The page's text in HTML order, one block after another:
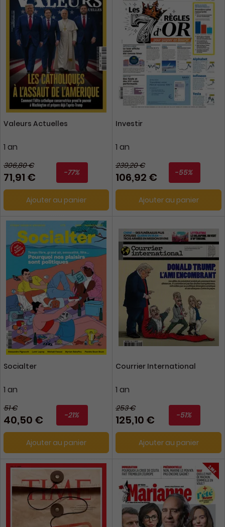
Valeurs Actuelles
1 an
306,80 €
71,91 € -77%
Ajouter au panier
Investir
1 an
239,20 €
106,92 € -55%
Ajouter au panier
Socialter
1 an
51 €
40,50 € -21%
Ajouter au panier
Courrier International
1 an
253 €
125,10 € -51%
Ajouter au panier